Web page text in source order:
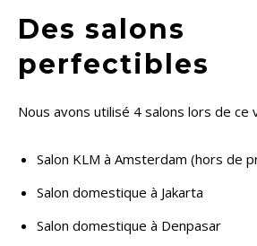
Des salons
perfectibles
Nous avons utilisé 4 salons lors de ce
Salon KLM à Amsterdam (hors de
Salon domestique à Jakarta
Salon domestique à Denpasar